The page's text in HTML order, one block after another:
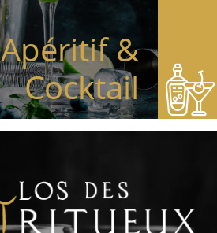
Apéritif &
Cocktail